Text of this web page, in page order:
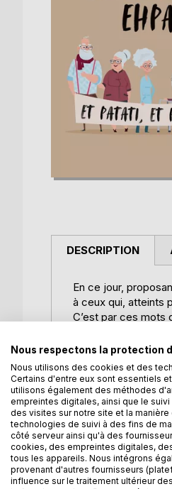
DESCRIPTION
En ce jour,
à ceux qui, atteints
C’est par ces mots
Claude-Bernard
première guerre
Sa réflexion, au
subjective du
originale du sens à
Par cette fable
l’autodérision,
qui, tout en ne se
Nous respectons la protection
Nous utilisons des cookies et des
Certains d'entre eux sont essentiels
utilisons également des méthodes
empreintes digitales, ainsi que le
des visites sur notre site et la
technologies de suivi à des fins de
côté serveur ainsi qu'à des
cookies, des empreintes digitales,
tous les appareils. Nous intégrons
provenant d'autres fournisseurs
influence sur le traitement ultérieur